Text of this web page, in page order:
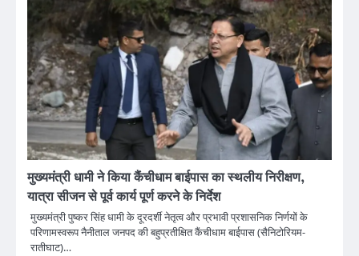
मुख्यमंत्री धामी ने किया कैंचीधाम बाईपास का स्थलीय निरीक्षण,
यात्रा सीजन से पूर्व कार्य पूर्ण करने के निर्देश
मुख्यमंत्री पुष्कर सिंह धामी के दूरदर्शी नेतृत्व और प्रभावी प्रशासनिक निर्णयों के
परिणामस्वरूप नैनीताल जनपद की बहुप्रतीक्षित कैंचीधाम बाईपास (सैनिटोरियम-
रातीघाट)…